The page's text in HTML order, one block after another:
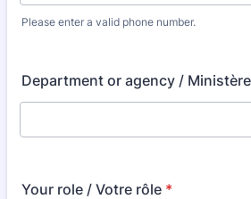
Please enter a valid phone number.
Department or agency /
Your role / Votre rôle *